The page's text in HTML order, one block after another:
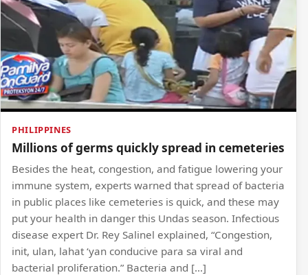
PHILIPPINES
Millions of germs quickly spread in cemeteries
Besides the heat, congestion, and fatigue lowering your
immune system, experts warned that spread of bacteria
in public places like cemeteries is quick, and these may
put your health in danger this Undas season. Infectious
disease expert Dr. Rey Salinel explained, “Congestion,
init, ulan, lahat ‘yan conducive para sa viral and
bacterial proliferation.” Bacteria and […]